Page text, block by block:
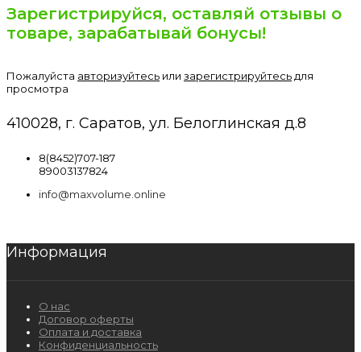
Зарегистрируйся, оставляй отзывы о
товаре, зарабатывай бонусы!
Пожалуйста авторизуйтесь или зарегистрируйтесь для
просмотра
410028, г. Саратов, ул. Белоглинская д.8
8(8452)707-187
89003137824
info@maxvolume.online
Информация
О нас
Договор оферты
Оплата и доставка
Конфиденциальность